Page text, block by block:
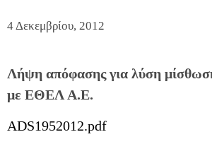
4 Δεκεμβρίου, 2012
Λήψη απόφασης για λύση
με ΕΘΕΛ Α.Ε.
ADS1952012.pdf